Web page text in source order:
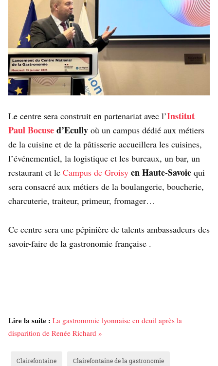
Le centre sera construit en partenariat avec l’Institut
Paul Bocused’Ecully où un campus dédié aux métiers
de la cuisine et de la pâtisserie accueillera les cuisines,
l’événementiel, la logistique et les bureaux, un bar, un
restaurant et le Campus de Groisy en Haute-Savoie qui
sera consacré aux métiers de la boulangerie, boucherie,
charcuterie, traiteur, primeur, fromager…
Ce centre sera une pépinière de talents ambassadeurs des
savoir-faire de la gastronomie française .
Lire la suite : La gastronomie lyonnaise en deuil après la
disparition de Renée Richard »
Clairefontaine Clairefontaine de la gastronomie